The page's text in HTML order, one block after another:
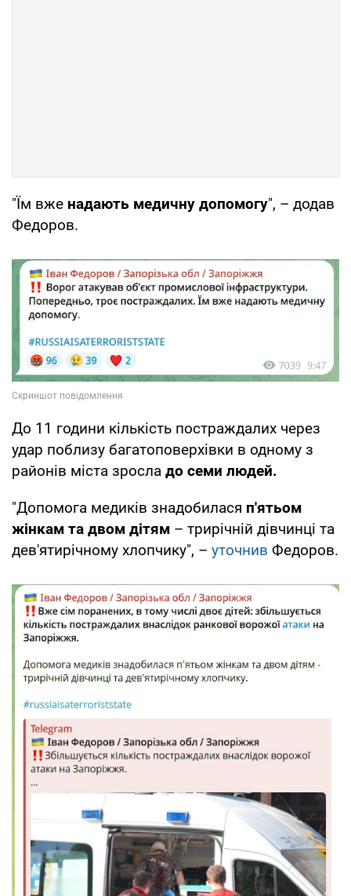
"Їм вже надають медичну допомогу", – додав
Федоров.
До 11 години кількість постраждалих через
удар поблизу багатоповерхівки в одному з
районів міста зросла до семи людей.
"Допомога медиків знадобилася п'ятьом
жінкам та двом дітям – трирічній дівчинці та
дев'ятирічному хлопчику", – уточнив Федоров.